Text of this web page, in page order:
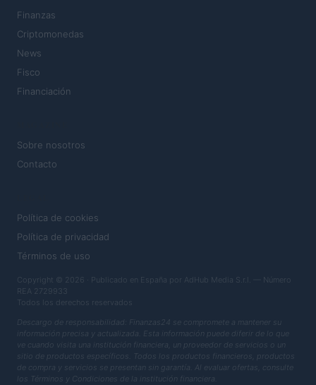
Finanzas
Criptomonedas
News
Fisco
Financiación
Sobre nosotros
Contacto
Política de cookies
Política de privacidad
Términos de uso
Copyright © 2026 · Publicado en España por AdHub Media S.r.l. — Número
REA 2729933
Todos los derechos reservados
Descargo de responsabilidad: Finanzas24 se compromete a mantener su
información precisa y actualizada. Esta información puede diferir de lo que
ve cuando visita una institución financiera, un proveedor de servicios o un
sitio de productos específicos. Todos los productos financieros, productos
de compra y servicios se presentan sin garantía. Al evaluar ofertas, consulte
los Términos y Condiciones de la institución financiera.